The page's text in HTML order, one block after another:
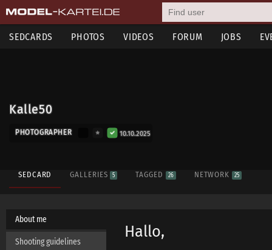
SEDCARDS PHOTOS VIDEOS FORUM JOBS
Kalle50
PHOTOGRAPHER 10.10.2025
SEDCARD GALLERIES 5 TAGGED 26 NETWORK 25
About me
Shooting guidelines
Hallo,